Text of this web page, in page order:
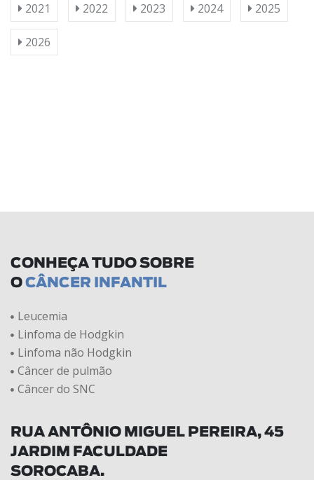
2021 2022 2023 2024 2025
2026
CONHEÇA TUDO SOBRE
O CÂNCER INFANTIL
Leucemia
Linfoma de Hodgkin
Linfoma não Hodgkin
Câncer de pulmão
Câncer do SNC
RUA ANTÔNIO MIGUEL PEREIRA, 45
JARDIM FACULDADE
SOROCABA.